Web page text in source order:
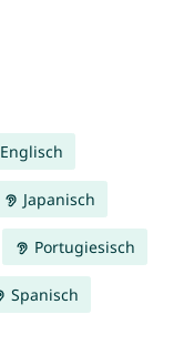
Englisch
Japanisch
Portugiesisch
Spanisch